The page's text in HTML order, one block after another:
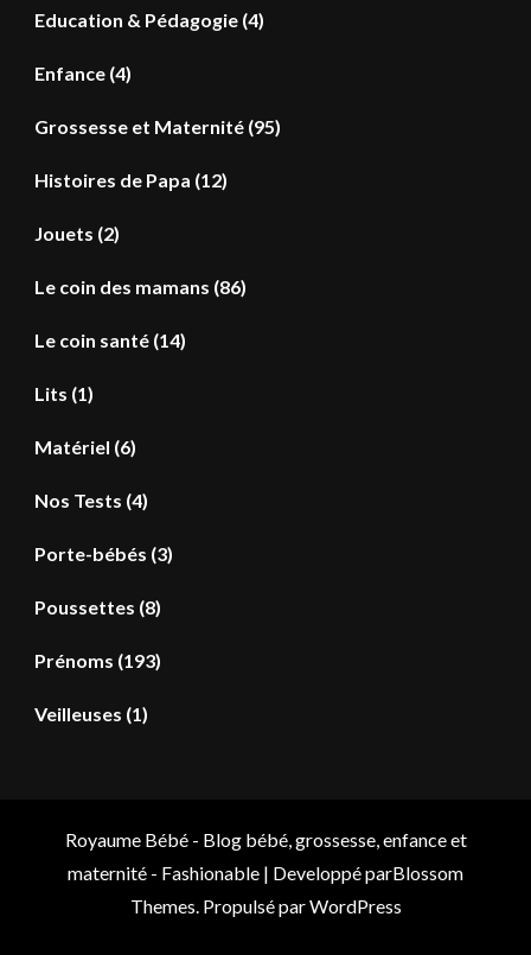
Education & Pédagogie (4)
Enfance (4)
Grossesse et Maternité (95)
Histoires de Papa (12)
Jouets (2)
Le coin des mamans (86)
Le coin santé (14)
Lits (1)
Matériel (6)
Nos Tests (4)
Porte-bébés (3)
Poussettes (8)
Prénoms (193)
Veilleuses (1)
Royaume Bébé - Blog bébé, grossesse, enfance et
maternité - Fashionable | Developpé parBlossom
Themes. Propulsé parWordPress